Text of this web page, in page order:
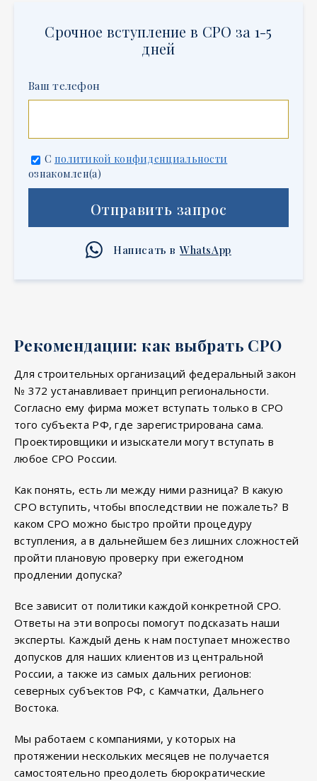
Срочное вступление в СРО за 1-5
дней
Ваш телефон
С политикой конфиденциальности
ознакомлен(а)
Отправить запрос
Написать в WhatsApp
Рекомендации: как выбрать СРО
Для строительных организаций федеральный закон
№ 372 устанавливает принцип региональности.
Согласно ему фирма может вступать только в СРО
того субъекта РФ, где зарегистрирована сама.
Проектировщики и изыскатели могут вступать в
любое СРО России.
Как понять, есть ли между ними разница? В какую
СРО вступить, чтобы впоследствии не пожалеть? В
каком СРО можно быстро пройти процедуру
вступления, а в дальнейшем без лишних сложностей
пройти плановую проверку при ежегодном
продлении допуска?
Все зависит от политики каждой конкретной СРО.
Ответы на эти вопросы помогут подсказать наши
эксперты. Каждый день к нам поступает множество
допусков для наших клиентов из центральной
России, а также из самых дальних регионов:
северных субъектов РФ, с Камчатки, Дальнего
Востока.
Мы работаем с компаниями, у которых на
протяжении нескольких месяцев не получается
самостоятельно преодолеть бюрократические